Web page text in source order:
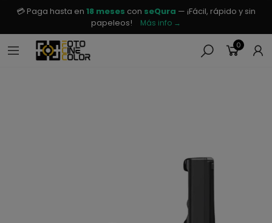
💳 Paga hasta en 18 meses con seQura — ¡Fácil, rápido y sin
papeleos!
Más info →
0